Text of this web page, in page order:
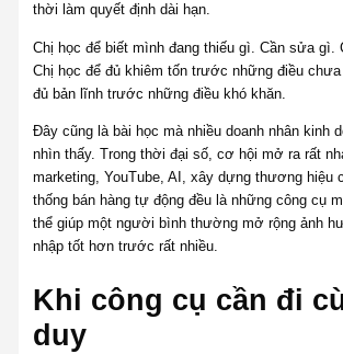
thời làm quyết định dài hạn.
Chị học để biết mình đang thiếu gì. Cần sửa gì.
Chị học để đủ khiêm tốn trước những điều
đủ bản lĩnh trước những điều khó khăn.
Đây cũng là bài học mà nhiều doanh nhân kinh
nhìn thấy. Trong thời đại số, cơ hội mở ra rất
marketing, YouTube, AI, xây dựng thương hiệu
thống bán hàng tự động đều là những công cụ
thể giúp một người bình thường mở rộng ảnh
nhập tốt hơn trước rất nhiều.
Khi công cụ cần đi
duy